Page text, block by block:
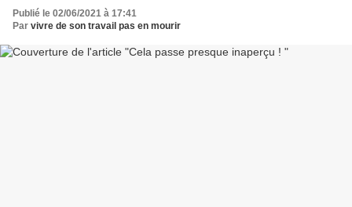
Publié le 02/06/2021 à 17:41
Par vivre de son travail pas en mourir